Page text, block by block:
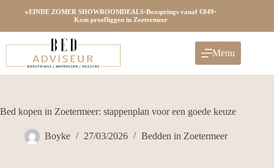
●EINDE ZOMER SHOWROOMDEALS•Boxsprings vanaf €849•
Kom proefliggen in Zoetermeer
Menu
Bed kopen in Zoetermeer: stappenplan voor een goede keuze
Boyke 27/03/2026 Bedden in Zoetermeer